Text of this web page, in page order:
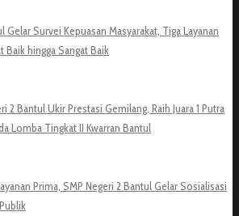
Gelar Survei Kepuasan Masyarakat, Tiga Layanan
Baik hingga Sangat Baik
2 Bantul Ukir Prestasi Gemilang, Raih Juara 1 Putra
Lomba Tingkat II Kwarran Bantul
Prima, SMP Negeri 2 Bantul Gelar Sosialisasi